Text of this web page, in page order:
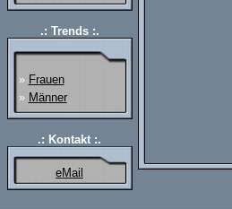
.: Trends :.
» Frauen
» Männer
.: Kontakt :.
eMail